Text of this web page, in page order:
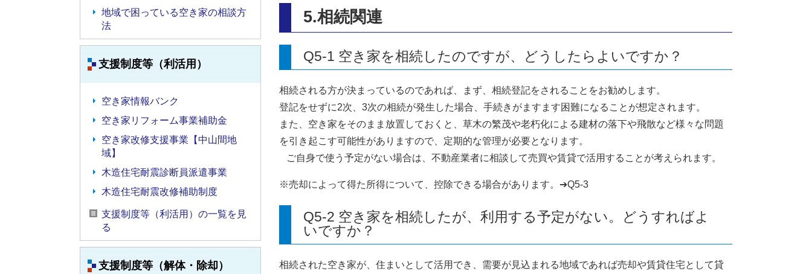
地域で困っている空き家の相談方
法
支援制度等（利活用）
空き家情報バンク
空き家リフォーム事業補助金
空き家改修支援事業【中山間地
域】
木造住宅耐震診断員派遣事業
木造住宅耐震改修補助制度
支援制度等（利活用）の一覧を見
る
支援制度等（解体・除却）
5.相続関連​
Q5-1 空き家を相続したのですが、どうしたらよいですか？
相続される方が決まっているのであれば、まず、相続登記をされることをお勧めします。
登記をせずに2次、3次の相続が発生した場合、手続きがますます困難になることが想定されます。
また、空き家をそのまま放置しておくと、草木の繁茂や老朽化による建材の落下や飛散など様々な問題
を引き起こす可能性がありますので、定期的な管理が必要となります。
ご自身で使う予定がない場合は、不動産業者に相談して売買や賃貸で活用することが考えられます。
※売却によって得た所得について、控除できる場合があります。➔Q5-3
Q5-2 空き家を相続したが、利用する予定がない。どうすればよ
いですか？
相続された空き家が、住まいとして活用でき、需要が見込まれる地域であれば売却や賃貸住宅として貸